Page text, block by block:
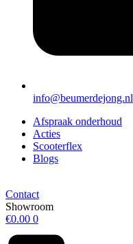
info@beumerdejong.nl
Afspraak onderhoud
Acties
Scooterflex
Blogs
Contact
Showroom
€0.00 0